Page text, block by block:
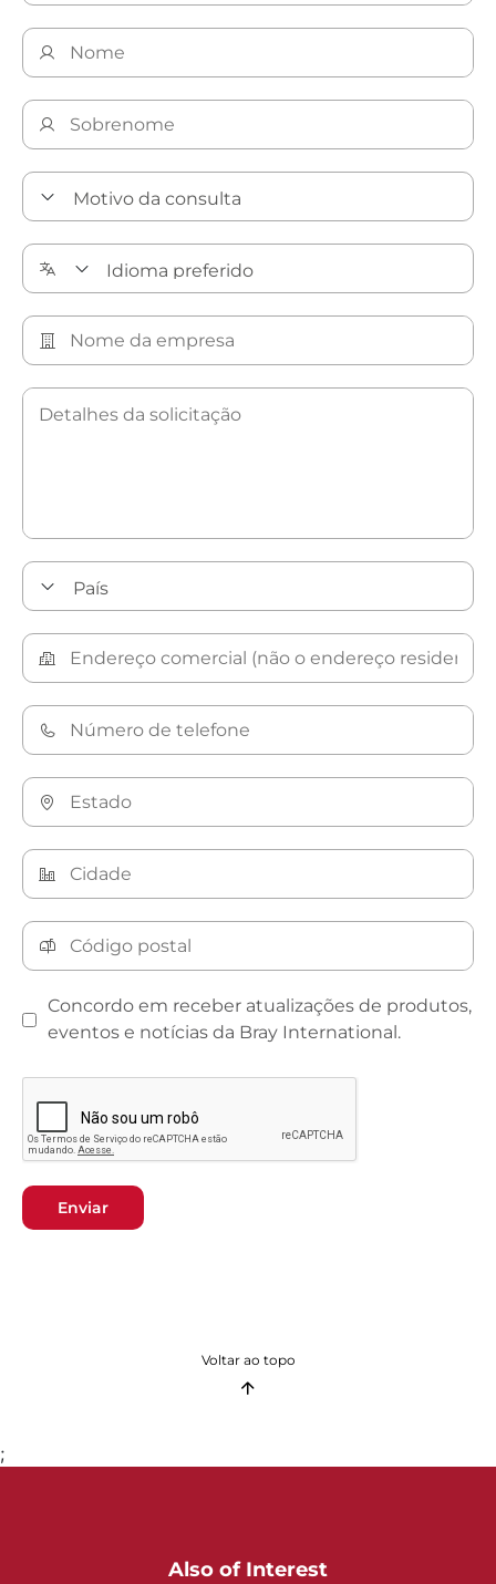
Concordo em receber atualizações de produtos,
eventos e notícias da Bray International.
Enviar
Voltar ao topo
;
Also of Interest